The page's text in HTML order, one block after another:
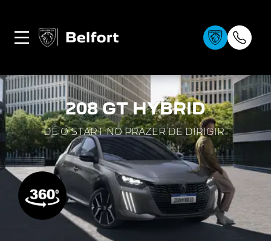
208 GT HYBRID
DÊ O START NO PRAZER DE DIRIGIR.